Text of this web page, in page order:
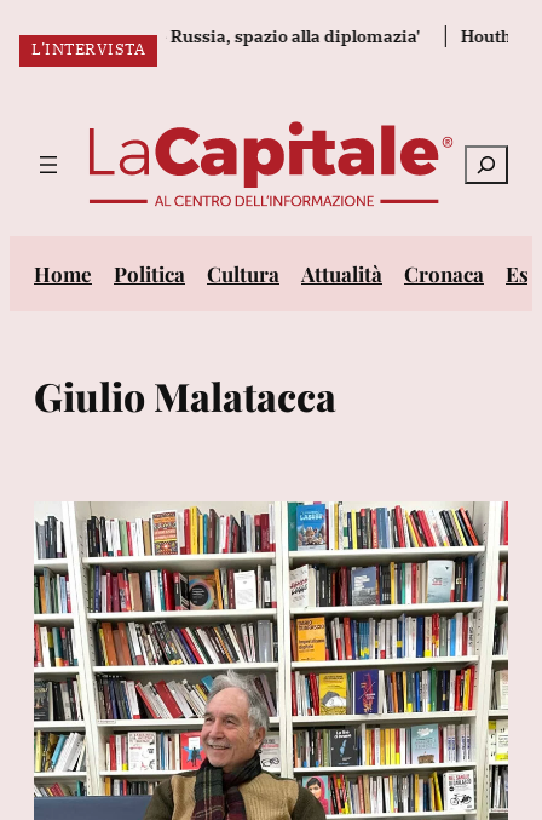
ULTIM’ORA:
in Ucraina e Russia, spazio alla diplomazia' Houthi,
Cerca
Home Politica Cultura Attualità Cronaca
Giulio Malatacca
L’INTERVISTA